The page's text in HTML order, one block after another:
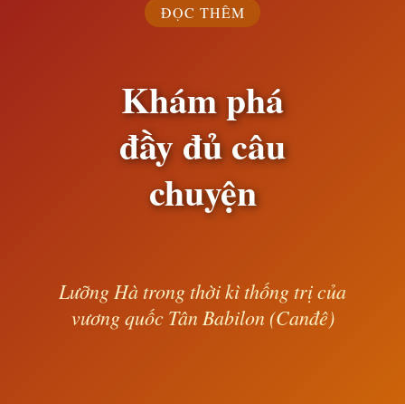
ĐỌC THÊM
Khám phá
đầy đủ câu
chuyện
Lưỡng Hà trong thời kì thống trị của
vương quốc Tân Babilon (Canđê)